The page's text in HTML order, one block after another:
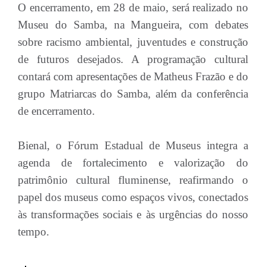
O encerramento, em 28 de maio, será realizado no
Museu do Samba, na Mangueira, com debates
sobre racismo ambiental, juventudes e construção
de futuros desejados. A programação cultural
contará com apresentações de Matheus Frazão e do
grupo Matriarcas do Samba, além da conferência
de encerramento.
Bienal, o Fórum Estadual de Museus integra a
agenda de fortalecimento e valorização do
patrimônio cultural fluminense, reafirmando o
papel dos museus como espaços vivos, conectados
às transformações sociais e às urgências do nosso
tempo.